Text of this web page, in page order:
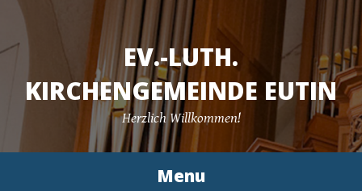
EV.-LUTH.
KIRCHENGEMEINDE EUTIN
Herzlich Willkommen!
Menu